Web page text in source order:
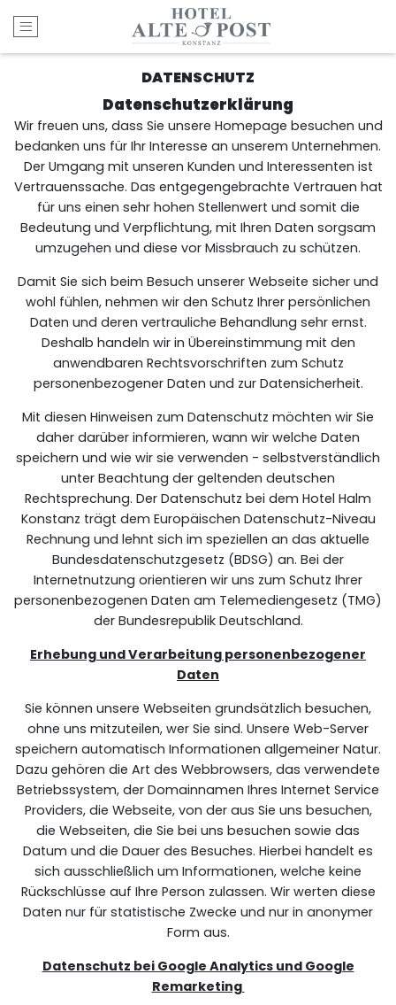
Open main menu
DATENSCHUTZ
Datenschutzerklärung
Wir freuen uns, dass Sie unsere Homepage besuchen und
bedanken uns für Ihr Interesse an unserem Unternehmen.
Der Umgang mit unseren Kunden und Interessenten ist
Vertrauenssache. Das entgegengebrachte Vertrauen hat
für uns einen sehr hohen Stellenwert und somit die
Bedeutung und Verpflichtung, mit Ihren Daten sorgsam
umzugehen und diese vor Missbrauch zu schützen.
Damit Sie sich beim Besuch unserer Webseite sicher und
wohl fühlen, nehmen wir den Schutz Ihrer persönlichen
Daten und deren vertrauliche Behandlung sehr ernst.
Deshalb handeln wir in Übereinstimmung mit den
anwendbaren Rechtsvorschriften zum Schutz
personenbezogener Daten und zur Datensicherheit.
Mit diesen Hinweisen zum Datenschutz möchten wir Sie
daher darüber informieren, wann wir welche Daten
speichern und wie wir sie verwenden - selbstverständlich
unter Beachtung der geltenden deutschen
Rechtsprechung. Der Datenschutz bei dem Hotel Halm
Konstanz trägt dem Europäischen Datenschutz-Niveau
Rechnung und lehnt sich im speziellen an das aktuelle
Bundesdatenschutzgesetz (BDSG) an. Bei der
Internetnutzung orientieren wir uns zum Schutz Ihrer
personenbezogenen Daten am Telemediengesetz (TMG)
der Bundesrepublik Deutschland.
Erhebung und Verarbeitung personenbezogener
Daten
Sie können unsere Webseiten grundsätzlich besuchen,
ohne uns mitzuteilen, wer Sie sind. Unsere Web-Server
speichern automatisch Informationen allgemeiner Natur.
Dazu gehören die Art des Webbrowsers, das verwendete
Betriebssystem, der Domainnamen Ihres Internet Service
Providers, die Webseite, von der aus Sie uns besuchen,
die Webseiten, die Sie bei uns besuchen sowie das
Datum und die Dauer des Besuches. Hierbei handelt es
sich ausschließlich um Informationen, welche keine
Rückschlüsse auf Ihre Person zulassen. Wir werten diese
Daten nur für statistische Zwecke und nur in anonymer
Form aus.
Datenschutz bei Google Analytics und Google
Remarketing